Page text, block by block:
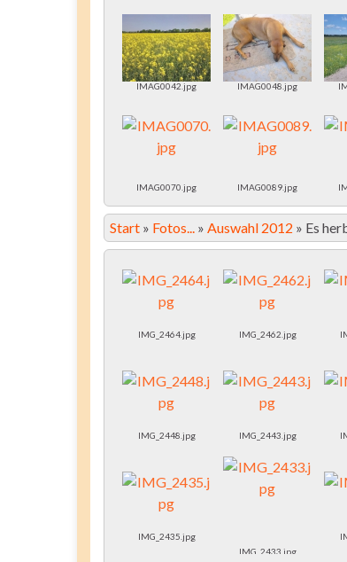
IMAG0042.jpg IMAG0048.jpg
IMAG0070.jpg IMAG0089.jpg
Start » Fotos... » Auswahl 2012 » Es
IMG_2464.jpg IMG_2462.jpg
IMG_2448.jpg IMG_2443.jpg
IMG_2435.jpg
IMG_2433.jpg